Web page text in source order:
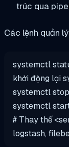
trúc qua
Các lệnh quản
systemctl
khởi động lại
systemctlstop
systemctl
# Thay thế
logstash,